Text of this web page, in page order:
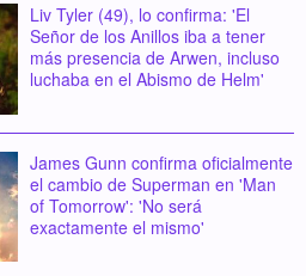
Liv Tyler (49), lo confirma: 'El
Señor de los Anillos iba a tener
más presencia de Arwen, incluso
luchaba en el Abismo de Helm'
James Gunn confirma oficialmente
el cambio de Superman en 'Man
of Tomorrow': 'No será
exactamente el mismo'